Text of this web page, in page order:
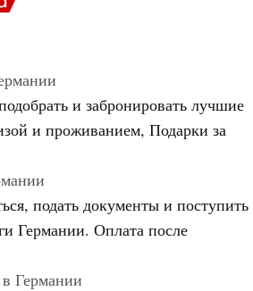
и забронировать лучшие
и проживанием, Подарки за
подать документы и поступить
Германии. Оплата после
Германии